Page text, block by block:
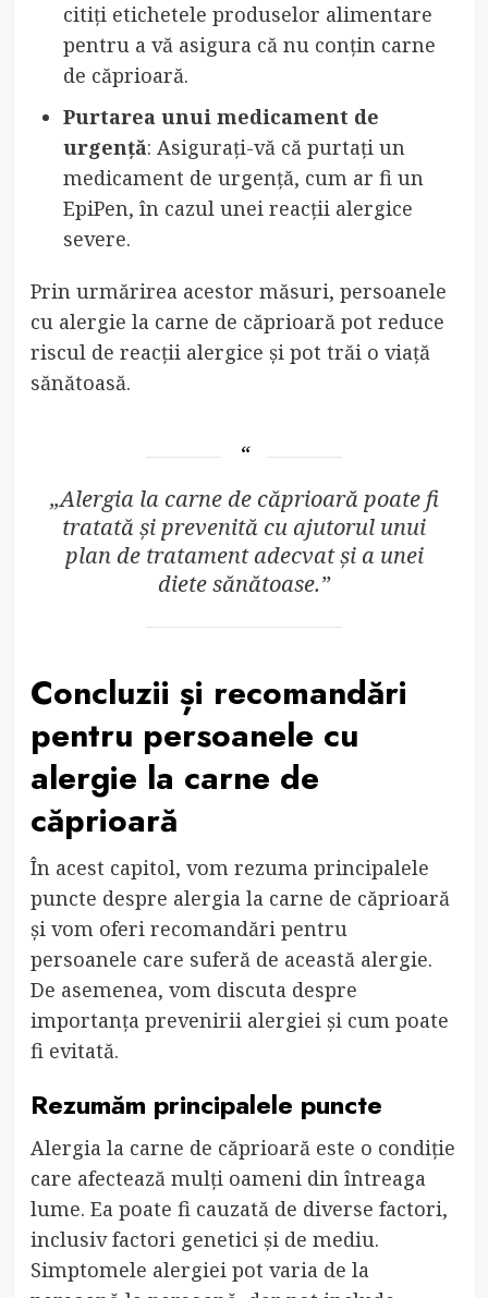
citiți etichetele produselor alimentare
pentru a vă asigura că nu conțin carne
de căprioară.
Purtarea unui medicament de
urgență: Asigurați-vă că purtați un
medicament de urgență, cum ar fi un
EpiPen, în cazul unei reacții alergice
severe.
Prin urmărirea acestor măsuri, persoanele
cu alergie la carne de căprioară pot reduce
riscul de reacții alergice și pot trăi o viață
sănătoasă.
„Alergia la carne de căprioară poate fi
tratată și prevenită cu ajutorul unui
plan de tratament adecvat și a unei
diete sănătoase.”
Concluzii și recomandări
pentru persoanele cu
alergie la carne de
căprioară
În acest capitol, vom rezuma principalele
puncte despre alergia la carne de căprioară
și vom oferi recomandări pentru
persoanele care suferă de această alergie.
De asemenea, vom discuta despre
importanța prevenirii alergiei și cum poate
fi evitată.
Rezumăm principalele puncte
Alergia la carne de căprioară este o condiție
care afectează mulți oameni din întreaga
lume. Ea poate fi cauzată de diverse factori,
inclusiv factori genetici și de mediu.
Simptomele alergiei pot varia de la